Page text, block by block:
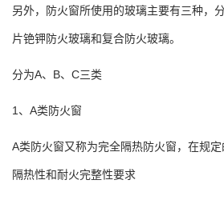
另外，防火窗所使用的玻璃主要有三种，
片铯钾防火玻璃和复合防火玻璃。
分为A、B、C三类
1、A类防火窗
A类防火窗又称为完全隔热防火窗，在规
隔热性和耐火完整性要求